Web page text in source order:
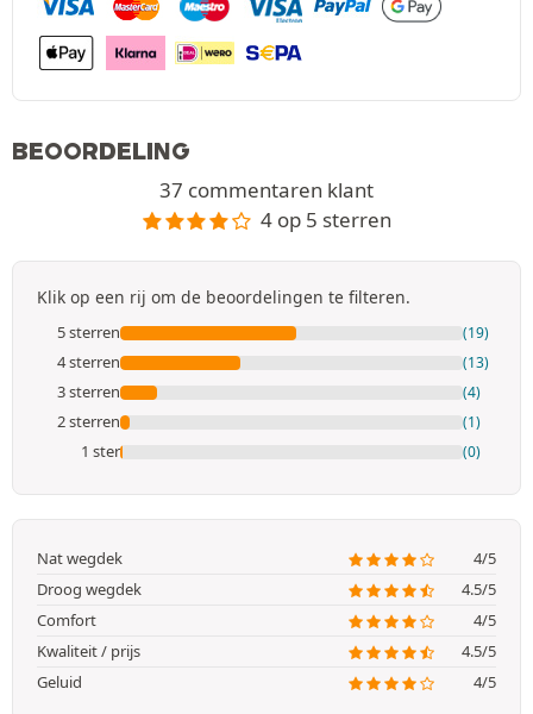
BEOORDELING
37 commentaren klant
4 op 5 sterren
Klik op een rij om de beoordelingen te filteren.
5 sterren (19)
4 sterren (13)
3 sterren (4)
2 sterren (1)
1 ster (0)
Nat wegdek
4/5
Droog wegdek
4.5/5
Comfort
4/5
Kwaliteit / prijs
4.5/5
Geluid
4/5